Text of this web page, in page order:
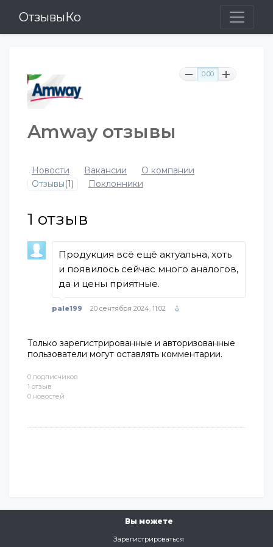
ОтзывыКо
0 подписчиков
1 отзыв
0 новостей
0.00
Amway отзывы
Новости Вакансии
О компании
Отзывы(1) Поклонники
1 отзыв
Продукция всё ещё актуальна, хоть
и появилось сейчас много аналогов,
да и цены приятные.
pale199 20 сентября 2024, 11:02
Только зарегистрированные и авторизованные
пользователи могут оставлять комментарии.
Вы можете
Зарегистрироваться